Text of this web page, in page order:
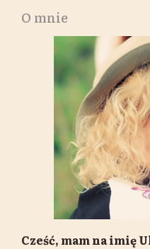
O mnie
Cześć, mam na imię